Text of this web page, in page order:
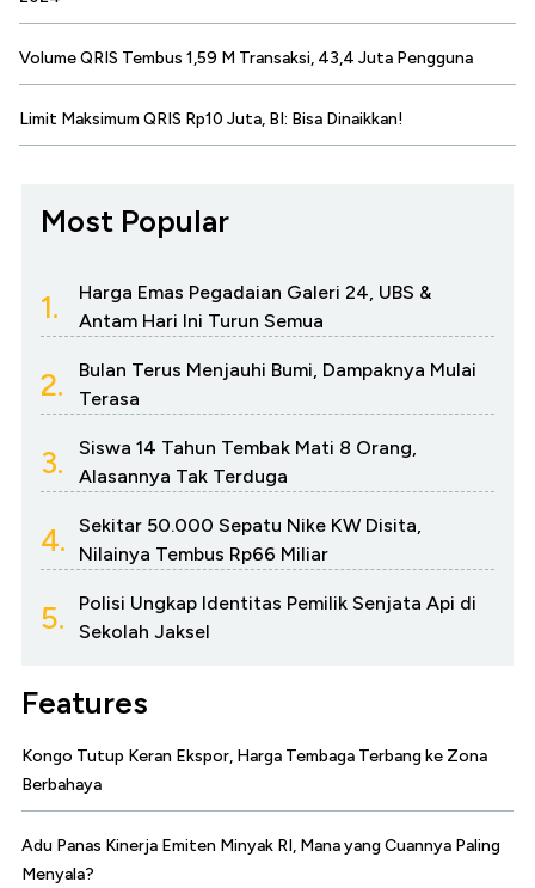
Volume QRIS Tembus 1,59 M Transaksi, 43,4 Juta Pengguna
Limit Maksimum QRIS Rp10 Juta, BI: Bisa Dinaikkan!
Most Popular
1.
Harga Emas Pegadaian Galeri 24, UBS &
Antam Hari Ini Turun Semua
2.
Bulan Terus Menjauhi Bumi, Dampaknya Mulai
Terasa
3.
Siswa 14 Tahun Tembak Mati 8 Orang,
Alasannya Tak Terduga
4.
Sekitar 50.000 Sepatu Nike KW Disita,
Nilainya Tembus Rp66 Miliar
5.
Polisi Ungkap Identitas Pemilik Senjata Api di
Sekolah Jaksel
Features
Kongo Tutup Keran Ekspor, Harga Tembaga Terbang ke Zona
Berbahaya
Adu Panas Kinerja Emiten Minyak RI, Mana yang Cuannya Paling
Menyala?